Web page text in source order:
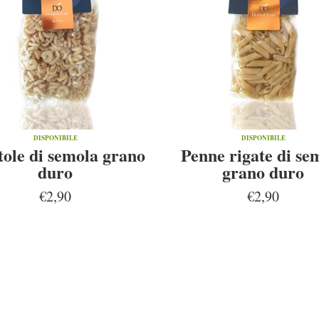
DISPONIBILE
di semola grano
duro
€2,90
DISPONIBILE
Penne rigate di
grano duro
€2,90